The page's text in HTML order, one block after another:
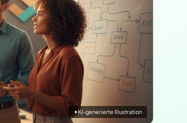
✦KI-generierte Illustration